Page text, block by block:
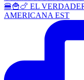
🍔🍟🍗 EL
AMERICANA EST